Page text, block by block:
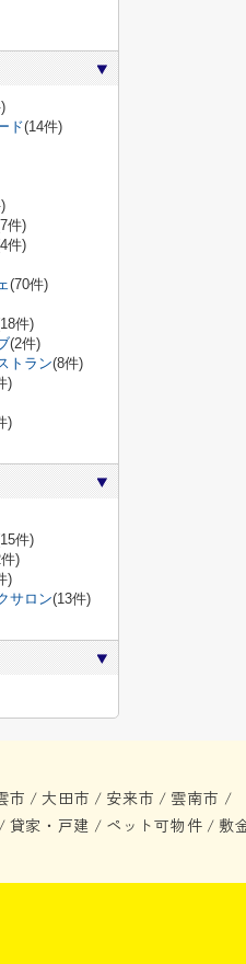
ド(14件)
件)
件)
(70件)
件)
(2件)
トラン(8件)
)
)
件)
)
)
サロン(13件)
市 / 大田市 / 安来市 / 雲南市 /
/ 貸家・戸建 / ペット可物件 / 敷